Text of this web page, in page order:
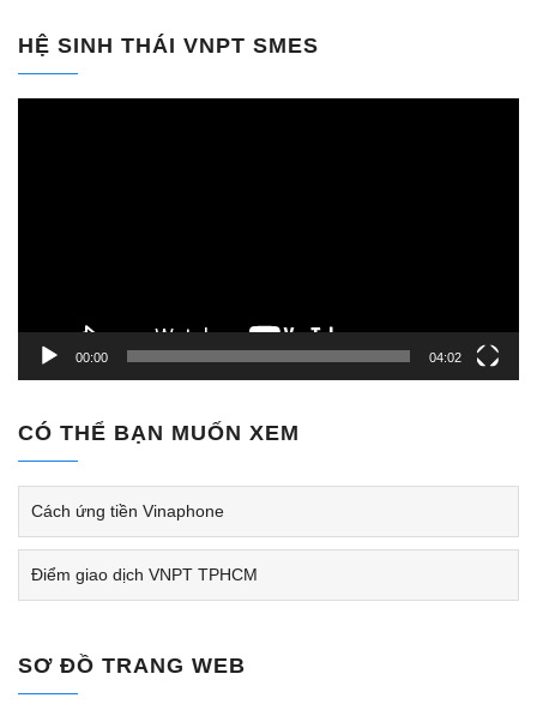
HỆ SINH THÁI VNPT SMES
00:00 04:02
CÓ THỂ BẠN MUỐN XEM
Cách ứng tiền Vinaphone
Điểm giao dịch VNPT TPHCM
SƠ ĐỒ TRANG WEB